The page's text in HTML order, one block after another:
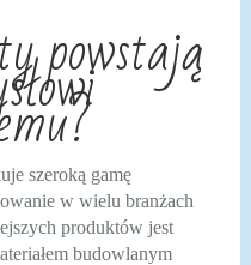
powstają
szeroką gamę
w wielu branżach
produktów jest
budowlanym